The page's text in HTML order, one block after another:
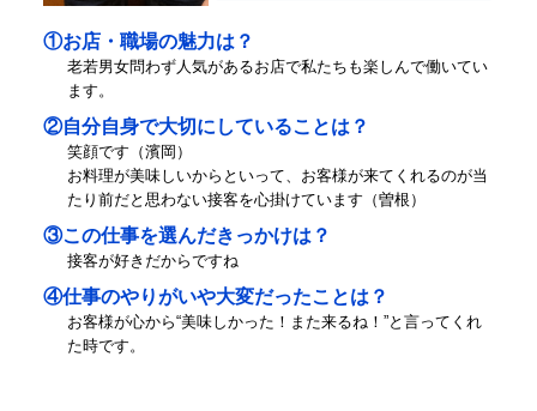
①お店・職場の魅力は？
老若男女問わず人気があるお店で私たちも楽しんで働いてい
ます。
②自分自身で大切にしていることは？
笑顔です（濱岡）
お料理が美味しいからといって、お客様が来てくれるのが当
たり前だと思わない接客を心掛けています（曽根）
③この仕事を選んだきっかけは？
接客が好きだからですね
④仕事のやりがいや大変だったことは？
お客様が心から“美味しかった！また来るね！”と言ってくれ
た時です。